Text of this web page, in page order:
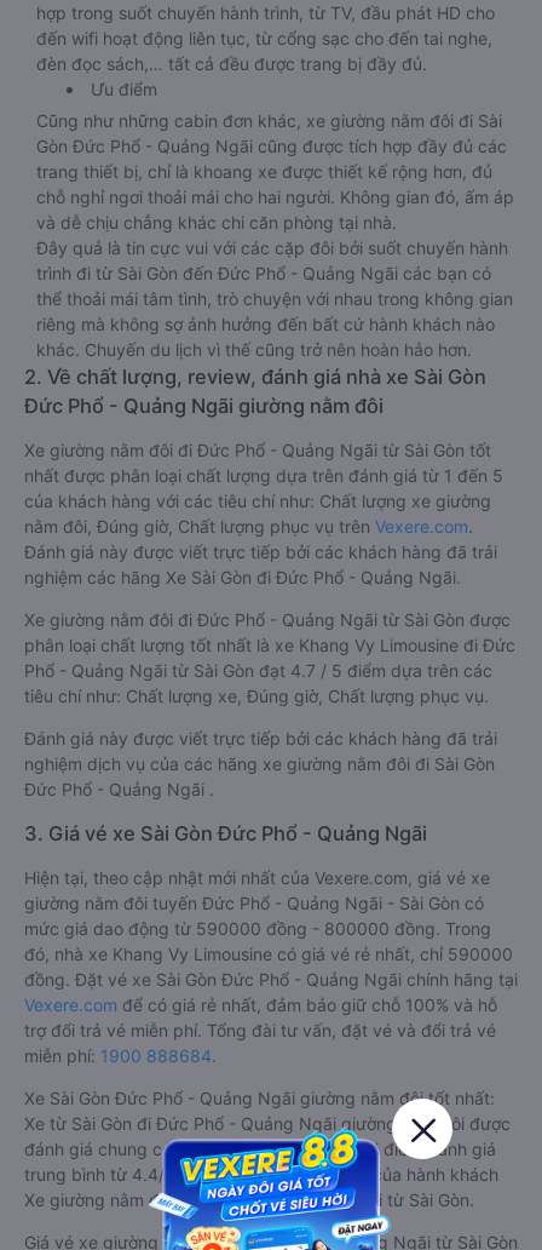
hợp trong suốt chuyến hành trình, từ TV, đầu phát HD cho
đến wifi hoạt động liên tục, từ cổng sạc cho đến tai nghe,
đèn đọc sách,… tất cả đều được trang bị đầy đủ.
Ưu điểm
Cũng như những cabin đơn khác, xe giường nằm đôi đi Sài
Gòn Đức Phổ - Quảng Ngãi cũng được tích hợp đầy đủ các
trang thiết bị, chỉ là khoang xe được thiết kế rộng hơn, đủ
chỗ nghỉ ngơi thoải mái cho hai người. Không gian đó, ấm áp
và dễ chịu chẳng khác chi căn phòng tại nhà.
Đây quả là tin cực vui với các cặp đôi bởi suốt chuyến hành
trình đi từ Sài Gòn đến Đức Phổ - Quảng Ngãi các bạn có
thể thoải mái tâm tình, trò chuyện với nhau trong không gian
riêng mà không sợ ảnh hưởng đến bất cứ hành khách nào
khác. Chuyến du lịch vì thế cũng trở nên hoàn hảo hơn.
2. Về chất lượng, review, đánh giá nhà xe Sài Gòn
Đức Phổ - Quảng Ngãi giường nằm đôi
Xe giường nằm đôi đi Đức Phổ - Quảng Ngãi từ Sài Gòn tốt
nhất được phân loại chất lượng dựa trên đánh giá từ 1 đến 5
của khách hàng với các tiêu chí như: Chất lượng xe giường
nằm đôi, Đúng giờ, Chất lượng phục vụ trên Vexere.com.
Đánh giá này được viết trực tiếp bởi các khách hàng đã trải
nghiệm các hãng Xe Sài Gòn đi Đức Phổ - Quảng Ngãi.
Xe giường nằm đôi đi Đức Phổ - Quảng Ngãi từ Sài Gòn được
phân loại chất lượng tốt nhất là xe Khang Vy Limousine đi Đức
Phổ - Quảng Ngãi từ Sài Gòn đạt 4.7 / 5 điểm dựa trên các
tiêu chí như: Chất lượng xe, Đúng giờ, Chất lượng phục vụ.
Đánh giá này được viết trực tiếp bởi các khách hàng đã trải
nghiệm dịch vụ của các hãng xe giường nằm đôi đi Sài Gòn
Đức Phổ - Quảng Ngãi .
3. Giá vé xe Sài Gòn Đức Phổ - Quảng Ngãi
Hiện tại, theo cập nhật mới nhất của Vexere.com, giá vé xe
giường nằm đôi tuyến Đức Phổ - Quảng Ngãi - Sài Gòn có
mức giá dao động từ 590000 đồng - 800000 đồng. Trong
đó, nhà xe Khang Vy Limousine có giá vé rẻ nhất, chỉ 590000
đồng. Đặt vé xe Sài Gòn Đức Phổ - Quảng Ngãi chính hãng tại
Vexere.com để có giá rẻ nhất, đảm bảo giữ chỗ 100% và hỗ
trợ đổi trả vé miễn phí. Tổng đài tư vấn, đặt vé và đổi trả vé
miễn phí: 1900 888684.
Xe Sài Gòn Đức Phổ - Quảng Ngãi giường nằm đôi tốt nhất:
Xe từ Sài Gòn đi Đức Phổ - Quảng Ngãi giường nằm đôi được
đánh giá chung có chất lượng Trung bình với điểm đánh giá
trung bình từ 4.4/5 dựa trên 4847 phản hồi của hành khách
Xe giường nằm đôi về Đức Phổ - Quảng Ngãi từ Sài Gòn.
Giá vé xe giường nằm đôi đi Đức Phổ - Quảng Ngãi từ Sài Gòn